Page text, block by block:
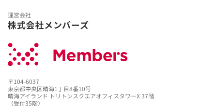
運営会社
株式会社メンバーズ
〒104-6037
東京都中央区晴海1丁目8番10号
晴海アイランド トリトンスクエアオフィスタワーX 37階
（受付35階）